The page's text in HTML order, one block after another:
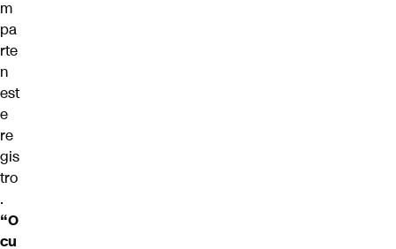
m
pa
rte
n
est
e
re
gis
tro
.
“O
cu